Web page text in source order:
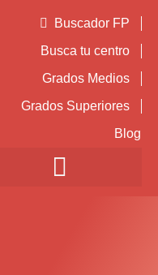
Buscador FP
Busca tu centro
Grados Medios
Grados Superiores
Blog